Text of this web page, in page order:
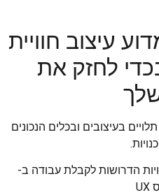
עיצוב חוויית
לחזק את
הזכרנו כי היתרונות של עיצוב UX תלויים בעיצובים ובכלים הנכונים
הדרושות לקבלת עבודה ב-